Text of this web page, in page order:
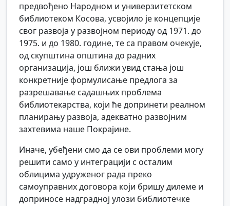
предвођено Народном и универзитетском
библиотеком Косова, усвојило је концепције
свог развоја у развојном периоду од 1971. до
1975. и до 1980. године, те са правом очекује,
од скупштина општина до радних
организација, још ближи увид стања још
конкретније формулисање предлога за
разрешавање садашњих проблема
библиотекарства, који ће допринети реалном
планирању развоја, адекватно развојним
захтевима наше Покрајине.
Иначе, убеђени смо да се ови проблеми могу
решити само у интеграцији с осталим
облицима удруженог рада преко
самоуправних договора који бришу дилеме и
доприносе надградној улози библиотечке